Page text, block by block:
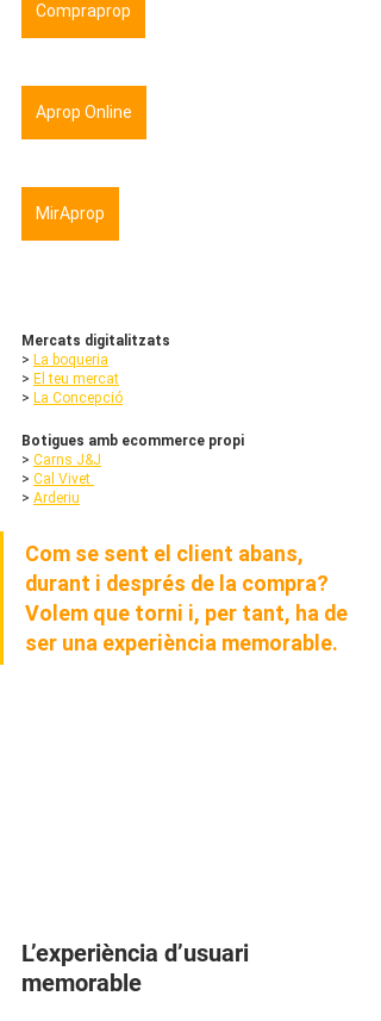
Compraprop
Aprop Online
MirAprop
Mercats digitalitzats
> La boqueria
> El teu mercat
> La Concepció
Botigues amb ecommerce propi
> Carns J&J
> Cal Vivet
> Arderiu
Com se sent el client abans,
durant i després de la compra?
Volem que torni i, per tant, ha de
ser una experiència memorable.
L’experiència d’usuari
memorable